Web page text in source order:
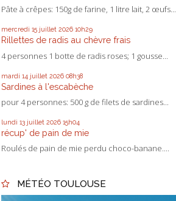
Pâte à crêpes: 150g de farine, 1 litre lait, 2 œufs...
mercredi 15 juillet 2026 10h29
Rillettes de radis au chèvre frais
4 personnes 1 botte de radis roses; 1 gousse...
mardi 14 juillet 2026 08h38
Sardines à l'escabèche
pour 4 personnes: 500 g de filets de sardines...
lundi 13 juillet 2026 15h04
récup' de pain de mie
Roulés de pain de mie perdu choco-banane....
MÉTÉO TOULOUSE